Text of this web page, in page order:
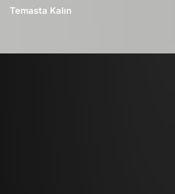
Temasta Kalın